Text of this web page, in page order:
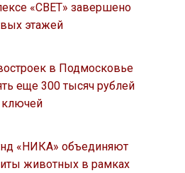
«СВЕТ» завершено
этажей
в Подмосковье
еще 300 тысяч рублей
ключей
«НИКА» объединяют
животных в рамках